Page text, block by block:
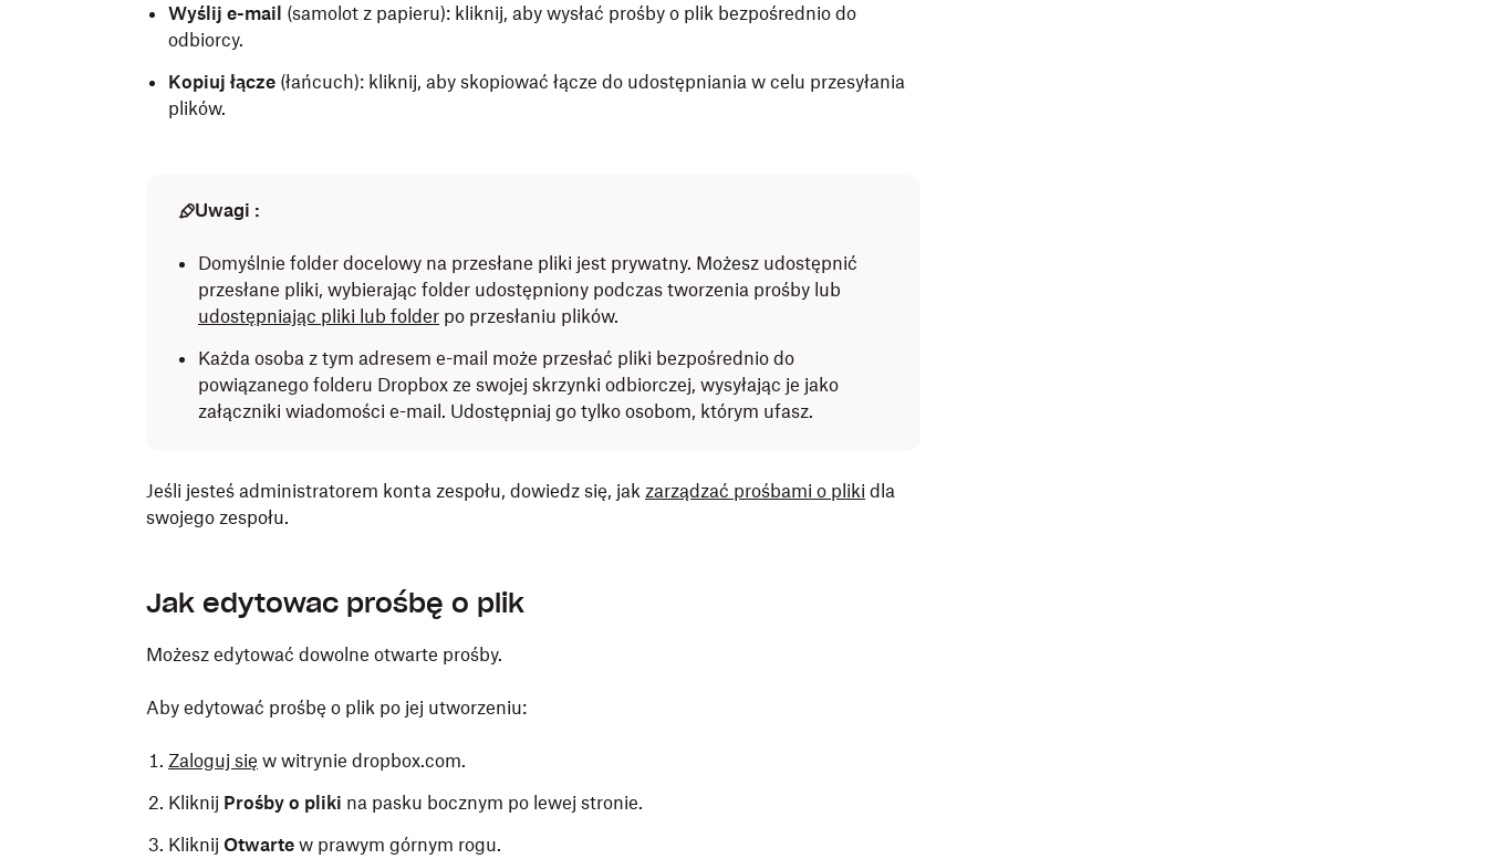
Wyślij e-mail (samolot z papieru): kliknij, aby wysłać prośby o plik bezpośrednio do
odbiorcy.
Kopiuj łącze (łańcuch): kliknij, aby skopiować łącze do udostępniania w celu przesyłania
plików.
Uwagi :
Domyślnie folder docelowy na przesłane pliki jest prywatny. Możesz udostępnić
przesłane pliki, wybierając folder udostępniony podczas tworzenia prośby lub
udostępniając pliki lub folder po przesłaniu plików.
Każda osoba z tym adresem e-mail może przesłać pliki bezpośrednio do
powiązanego folderu Dropbox ze swojej skrzynki odbiorczej, wysyłając je jako
załączniki wiadomości e-mail. Udostępniaj go tylko osobom, którym ufasz.
Jeśli jesteś administratorem konta zespołu, dowiedz się, jak zarządzać prośbami o pliki dla
swojego zespołu.
Jak edytować prośbę o plik
Możesz edytować dowolne otwarte prośby.
Aby edytować prośbę o plik po jej utworzeniu:
Zaloguj się w witrynie dropbox.com.
Kliknij Prośby o pliki na pasku bocznym po lewej stronie.
Kliknij Otwarte w prawym górnym rogu.